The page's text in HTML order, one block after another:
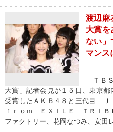
渡辺麻
大賞
ない」
マンス
ＴＢ
大賞」記者会見が１５日、東京
受賞したＡＫＢ４８と三代目
ｆｒｏｍ ＥＸＩＬＥ ＴＲＩＢ
ファクトリー、花岡なつみ、安田